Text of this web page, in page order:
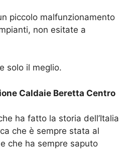
piccolo malfunzionamento
non esitate a
solo il meglio.
Caldaie Beretta Centro
ha fatto la storia dell’Italia
che è sempre stata al
che ha sempre saputo